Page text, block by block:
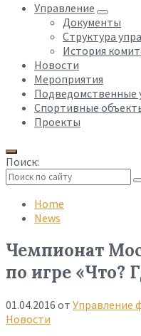
Управление
Документы
Структура
История
Новости
Мероприятия
Подведомственные
Спортивные
Проекты
Поиск:
search
Home
News
Чемпионат
по игре «Что?
01.04.2016 от Управление
Новости